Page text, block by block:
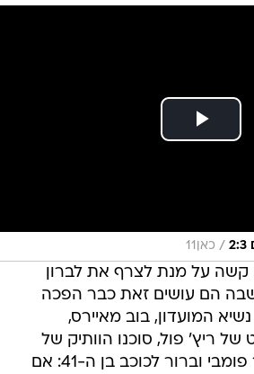
/ כאן11
קשה על מנת לצרף את לברון
הם עושים זאת כבר הפכה
המועדון, בוב מאיירס,
ריץ' פול, סוכנו הוותיק של
לברון, והעביר מסר פומבי וברור לכוכב בן ה-41: אם